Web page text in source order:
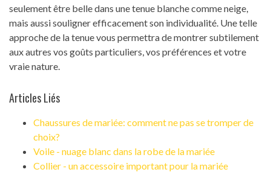
seulement être belle dans une tenue blanche comme neige,
mais aussi souligner efficacement son individualité. Une telle
approche de la tenue vous permettra de montrer subtilement
aux autres vos goûts particuliers, vos préférences et votre
vraie nature.
Articles Liés
Chaussures de mariée: comment ne pas se tromper de
choix?
Voile - nuage blanc dans la robe de la mariée
Collier - un accessoire important pour la mariée